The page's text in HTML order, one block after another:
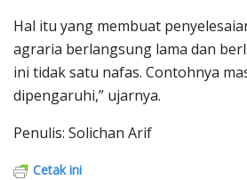
Hal itu yang membuat
agraria berlangsung lama dan
ini tidak satu nafas. Contohnya
dipengaruhi,” ujarnya.
Penulis: Solichan Arif
Cetak ini